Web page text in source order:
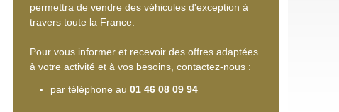
permettra de vendre des véhicules d'exception à
travers toute la France.
Pour vous informer et recevoir des offres adaptées
à votre activité et à vos besoins, contactez-nous :
par téléphone au 01 46 08 09 94